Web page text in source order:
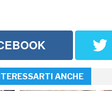
ANCHE